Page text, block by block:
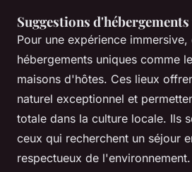
Suggestions
Pour une expérience
hébergements uniques comme
maisons d'hôtes. Ces lieux
naturel exceptionnel et
totale dans la culture locale. Ils
ceux qui recherchent un séjour
respectueux de l'environnement.